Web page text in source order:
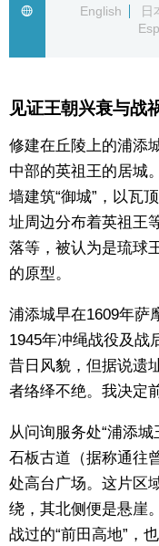
日本一瞥
人物访谈
东京
编辑部通知
English
日
见证王朝兴衰与战
修建在丘陵上的浦添
中部的英祖王的居城
墙建筑“御城”，以瓦
址周边分布着英祖王
落等，被认为是琉球
的原型。
浦添城早在1609年萨
1945年冲绳战役及战
昔日风貌，但据说遗
者络绎不绝。我决定
从问询服务处“浦添
石板古道（据称通往
处高台广场。这片区
绕，其北侧便是悬崖
战过的“前田高地”，